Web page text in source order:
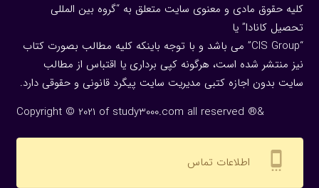
کلیه حقوق مادی و معنوی سایت متعلق به “گروه بین المللی
تحصیل کانادا” یا
“CIS Group” می باشد و با توجه باینکه کلیه مطالب بصورت کتاب
نیز منتشر شده است، هرگونه كپی برداری یا اقتباس از مطالب
سایت بدون اجازه كتبی مدیریت سایت پیگرد قانونی و حقوقی دارد.
Copyright © 2021 of study3000.com all reserved ®&
settings_cell اطلاعات تماس